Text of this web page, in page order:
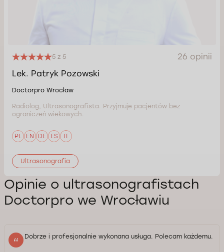
5 z 5
26 opinii
Lek. Patryk Pozowski
Doctorpro Wrocław
Radiolog, Ultrasonografista. Przyjmuje pacjentów bez
ograniczeń wiekowych.
PL EN DE ES IT
Ultrasonografia
Opinie o ultrasonografistach
Doctorpro we Wrocławiu
Dobrze i profesjonalnie wykonana usługa. Polecam każdemu.